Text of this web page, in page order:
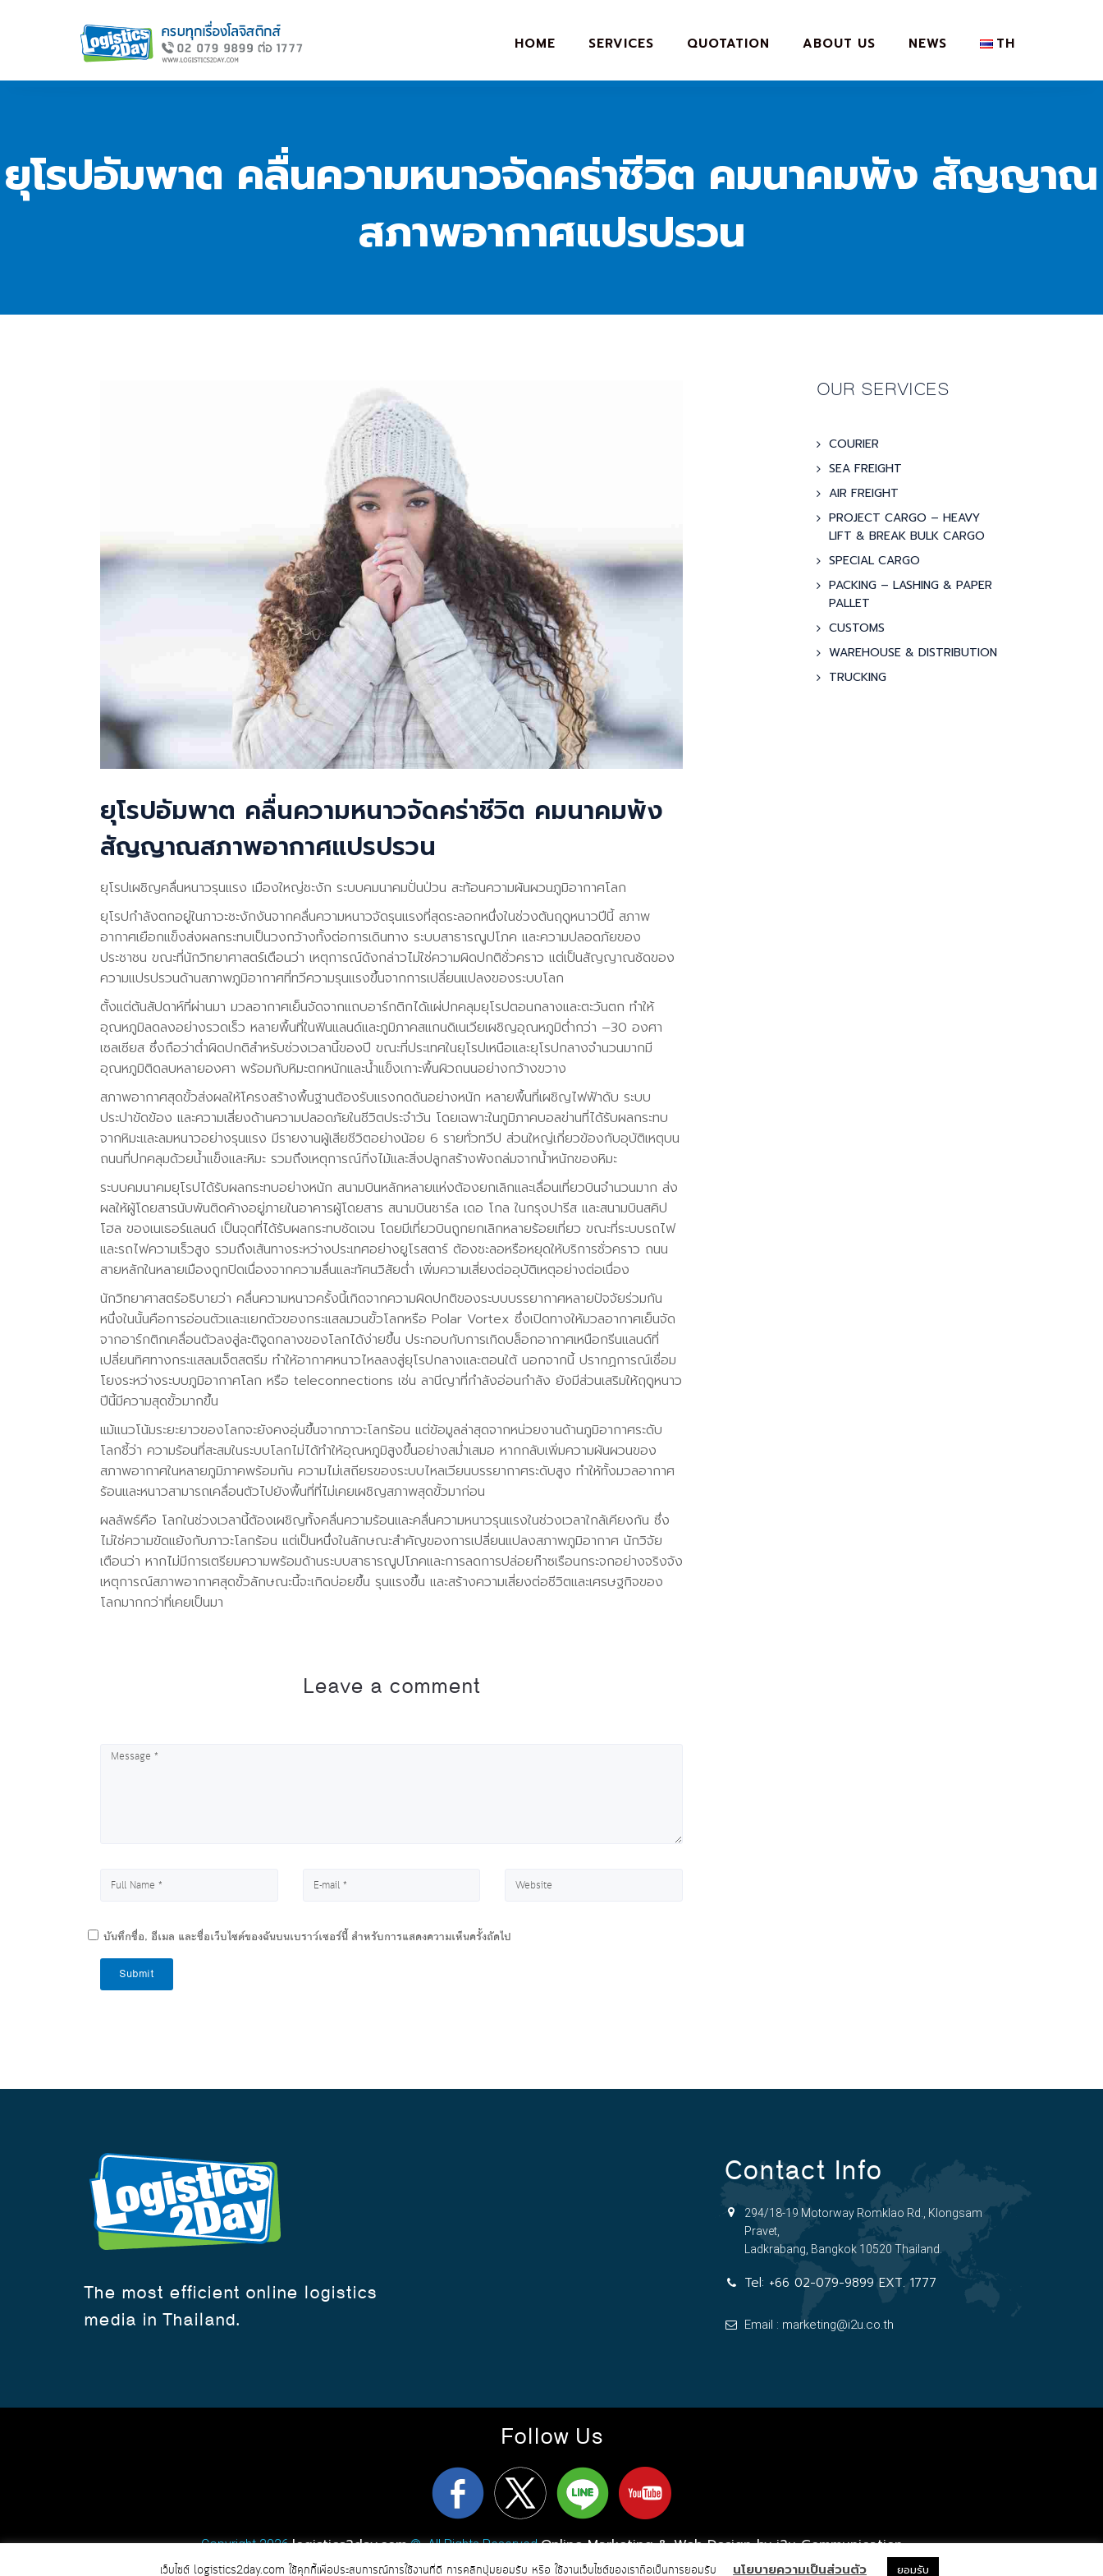
HOME SERVICES QUOTATION ABOUT US NEWS TH
ยุโรปอัมพาต คลื่นความหนาวจัดคร่าชีวิต คมนาคมพัง สัญญาณ
สภาพอากาศแปรปรวน
ยุโรปอัมพาต คลื่นความหนาวจัดคร่าชีวิต คมนาคมพัง
สัญญาณสภาพอากาศแปรปรวน
ยุโรปเผชิญคลื่นหนาวรุนแรง เมืองใหญ่ชะงัก ระบบคมนาคมปั่นป่วน สะท้อนความผันผวนภูมิอากาศโลก
ยุโรปกำลังตกอยู่ในภาวะชะงักงันจากคลื่นความหนาวจัดรุนแรงที่สุดระลอกหนึ่งในช่วงต้นฤดูหนาวปีนี้ สภาพ
อากาศเยือกแข็งส่งผลกระทบเป็นวงกว้างทั้งต่อการเดินทาง ระบบสาธารณูปโภค และความปลอดภัยของ
ประชาชน ขณะที่นักวิทยาศาสตร์เตือนว่า เหตุการณ์ดังกล่าวไม่ใช่ความผิดปกติชั่วคราว แต่เป็นสัญญาณชัดของ
ความแปรปรวนด้านสภาพภูมิอากาศที่ทวีความรุนแรงขึ้นจากการเปลี่ยนแปลงของระบบโลก
ตั้งแต่ต้นสัปดาห์ที่ผ่านมา มวลอากาศเย็นจัดจากแถบอาร์กติกได้แผ่ปกคลุมยุโรปตอนกลางและตะวันตก ทำให้
อุณหภูมิลดลงอย่างรวดเร็ว หลายพื้นที่ในฟินแลนด์และภูมิภาคสแกนดิเนเวียเผชิญอุณหภูมิต่ำกว่า –30 องศา
เซลเซียส ซึ่งถือว่าต่ำผิดปกติสำหรับช่วงเวลานี้ของปี ขณะที่ประเทศในยุโรปเหนือและยุโรปกลางจำนวนมากมี
อุณหภูมิติดลบหลายองศา พร้อมกับหิมะตกหนักและน้ำแข็งเกาะพื้นผิวถนนอย่างกว้างขวาง
สภาพอากาศสุดขั้วส่งผลให้โครงสร้างพื้นฐานต้องรับแรงกดดันอย่างหนัก หลายพื้นที่เผชิญไฟฟ้าดับ ระบบ
ประปาขัดข้อง และความเสี่ยงด้านความปลอดภัยในชีวิตประจำวัน โดยเฉพาะในภูมิภาคบอลข่านที่ได้รับผลกระทบ
จากหิมะและลมหนาวอย่างรุนแรง มีรายงานผู้เสียชีวิตอย่างน้อย 6 รายทั่วทวีป ส่วนใหญ่เกี่ยวข้องกับอุบัติเหตุบน
ถนนที่ปกคลุมด้วยน้ำแข็งและหิมะ รวมถึงเหตุการณ์กิ่งไม้และสิ่งปลูกสร้างพังถล่มจากน้ำหนักของหิมะ
ระบบคมนาคมยุโรปได้รับผลกระทบอย่างหนัก สนามบินหลักหลายแห่งต้องยกเลิกและเลื่อนเที่ยวบินจำนวนมาก ส่ง
ผลให้ผู้โดยสารนับพันติดค้างอยู่ภายในอาคารผู้โดยสาร สนามบินชาร์ล เดอ โกล ในกรุงปารีส และสนามบินสคิป
โฮล ของเนเธอร์แลนด์ เป็นจุดที่ได้รับผลกระทบชัดเจน โดยมีเที่ยวบินถูกยกเลิกหลายร้อยเที่ยว ขณะที่ระบบรถไฟ
และรถไฟความเร็วสูง รวมถึงเส้นทางระหว่างประเทศอย่างยูโรสตาร์ ต้องชะลอหรือหยุดให้บริการชั่วคราว ถนน
สายหลักในหลายเมืองถูกปิดเนื่องจากความลื่นและทัศนวิสัยต่ำ เพิ่มความเสี่ยงต่ออุบัติเหตุอย่างต่อเนื่อง
นักวิทยาศาสตร์อธิบายว่า คลื่นความหนาวครั้งนี้เกิดจากความผิดปกติของระบบบรรยากาศหลายปัจจัยร่วมกัน
หนึ่งในนั้นคือการอ่อนตัวและแยกตัวของกระแสลมวนขั้วโลกหรือ Polar Vortex ซึ่งเปิดทางให้มวลอากาศเย็นจัด
จากอาร์กติกเคลื่อนตัวลงสู่ละติจูดกลางของโลกได้ง่ายขึ้น ประกอบกับการเกิดบล็อกอากาศเหนือกรีนแลนด์ที่
เปลี่ยนทิศทางกระแสลมเจ็ตสตรีม ทำให้อากาศหนาวไหลลงสู่ยุโรปกลางและตอนใต้ นอกจากนี้ ปรากฏการณ์เชื่อม
โยงระหว่างระบบภูมิอากาศโลก หรือ teleconnections เช่น ลานีญาที่กำลังอ่อนกำลัง ยังมีส่วนเสริมให้ฤดูหนาว
ปีนี้มีความสุดขั้วมากขึ้น
แม้แนวโน้มระยะยาวของโลกจะยังคงอุ่นขึ้นจากภาวะโลกร้อน แต่ข้อมูลล่าสุดจากหน่วยงานด้านภูมิอากาศระดับ
โลกชี้ว่า ความร้อนที่สะสมในระบบโลกไม่ได้ทำให้อุณหภูมิสูงขึ้นอย่างสม่ำเสมอ หากกลับเพิ่มความผันผวนของ
สภาพอากาศในหลายภูมิภาคพร้อมกัน ความไม่เสถียรของระบบไหลเวียนบรรยากาศระดับสูง ทำให้ทั้งมวลอากาศ
ร้อนและหนาวสามารถเคลื่อนตัวไปยังพื้นที่ที่ไม่เคยเผชิญสภาพสุดขั้วมาก่อน
ผลลัพธ์คือ โลกในช่วงเวลานี้ต้องเผชิญทั้งคลื่นความร้อนและคลื่นความหนาวรุนแรงในช่วงเวลาใกล้เคียงกัน ซึ่ง
ไม่ใช่ความขัดแย้งกับภาวะโลกร้อน แต่เป็นหนึ่งในลักษณะสำคัญของการเปลี่ยนแปลงสภาพภูมิอากาศ นักวิจัย
เตือนว่า หากไม่มีการเตรียมความพร้อมด้านระบบสาธารณูปโภคและการลดการปล่อยก๊าซเรือนกระจกอย่างจริงจัง
เหตุการณ์สภาพอากาศสุดขั้วลักษณะนี้จะเกิดบ่อยขึ้น รุนแรงขึ้น และสร้างความเสี่ยงต่อชีวิตและเศรษฐกิจของ
โลกมากกว่าที่เคยเป็นมา
Leave a comment
บันทึกชื่อ, อีเมล และชื่อเว็บไซต์ของฉันบนเบราว์เซอร์นี้ สำหรับการแสดงความเห็นครั้งถัดไป
Submit
OUR SERVICES
COURIER
SEA FREIGHT
AIR FREIGHT
PROJECT CARGO – HEAVY
LIFT & BREAK BULK CARGO
SPECIAL CARGO
PACKING – LASHING & PAPER
PALLET
CUSTOMS
WAREHOUSE & DISTRIBUTION
TRUCKING
The most efficient online logistics
media in Thailand.
Contact Info
294/18-19 Motorway Romklao Rd., Klongsam
Pravet,
Ladkrabang, Bangkok 10520 Thailand.
Tel: +66 02-079-9899 EXT. 1777
Email : marketing@i2u.co.th
Follow Us
Copyright 2026logistics2day.com© All Rights ReservedOnline Marketing & Web Design by i2u Communication
เว็บไซต์ logistics2day.com ใช้คุกกี้เพื่อประสบการณ์การใช้งานที่ดี การคลิกปุ่มยอมรับ หรือ ใช้งานเว็บไซต์ของเราถือเป็นการยอมรับ นโยบายความเป็นส่วนตัว ยอมรับ